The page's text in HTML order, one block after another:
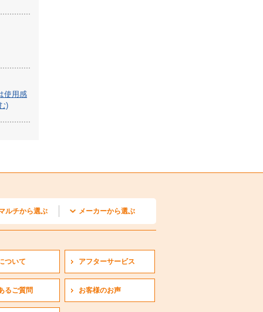
使用感
)
ルチから選ぶ
セット1方向形
セット2方向形
形
ビルトイン形
セット小能力形
メーカーから選ぶ
ダイキン
三菱電機
日立
三菱重工
パナソニック
ついて アフターサービス
るご質問 お客様のお声